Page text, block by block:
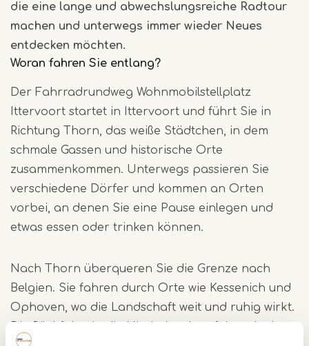
die eine lange und abwechslungsreiche Radtour
machen und unterwegs immer wieder Neues
entdecken möchten.
Woran fahren Sie entlang?
Der Fahrradrundweg Wohnmobilstellplatz
Ittervoort startet in Ittervoort und führt Sie in
Richtung Thorn, das weiße Städtchen, in dem
schmale Gassen und historische Orte
zusammenkommen. Unterwegs passieren Sie
verschiedene Dörfer und kommen an Orten
vorbei, an denen Sie eine Pause einlegen und
etwas essen oder trinken können.
Nach Thorn überqueren Sie die Grenze nach
Belgien. Sie fahren durch Orte wie Kessenich und
Ophoven, wo die Landschaft weit und ruhig wirkt.